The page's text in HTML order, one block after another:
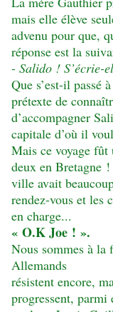
mais elle élève
advenu pour que,
réponse est la
- Salido ! S’écrie-
Que s’est-il passé
prétexte de
d’accompagner
capitale d’où il
Mais ce voyage
deux en Bretagne
ville avait
rendez-vous et les
en charge...
« O.K Joe ! ».
Nous sommes à la
Allemands
résistent encore,
progressent, parmi